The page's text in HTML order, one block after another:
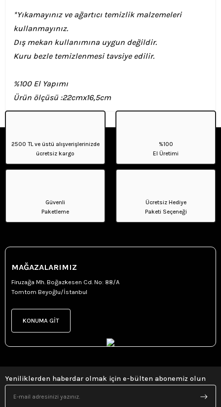
*Yıkamayınız ve ağartıcı temizlik malzemeleri
kullanmayınız.
Dış mekan kullanımına uygun değildir.
Kuru bezle temizlenmesi tavsiye edilir.
%100 El Yapımı
Ürün ölçüsü :22cmx16,5cm
2500 TL ve üstü alışverişlerinizde
ücretsiz kargo
%100
El Üretimi
Güvenli
Paketleme
Ücretsiz Hediye
Paketi Seçeneği
MAĞAZALARIMIZ
Firuzağa Mh. Boğazkesen Cd. No: 88/A
Tomtom Beyoğlu/İstanbul
KONUMA GİT
Yeniliklerden haberdar olmak için e-bülten abonemiz olun